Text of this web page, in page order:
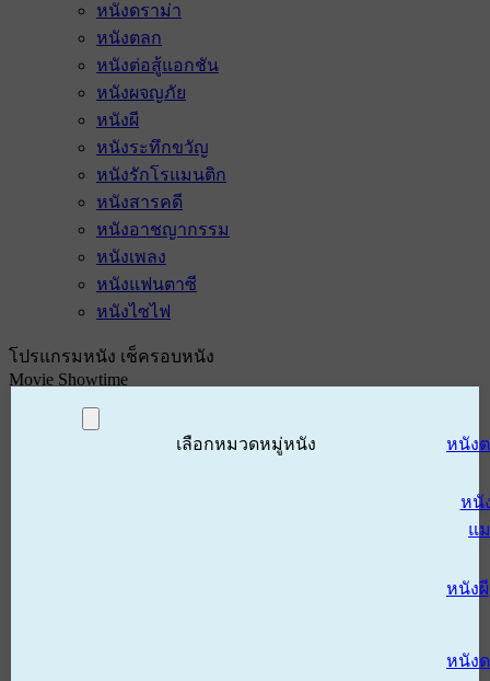
หนังดราม่า
หนังตลก
หนังต่อสู้แอกชัน
หนังผจญภัย
หนังผี
หนังระทึกขวัญ
หนังรักโรแมนติก
หนังสารคดี
หนังอาชญากรรม
หนังเพลง
หนังแฟนตาซี
หนังไซไฟ
โปรแกรมหนัง เช็ครอบหนัง
Movie Showtime
เลือกหมวดหมู่หนัง หนัง
หนั
แ
หนังผี
หนัง